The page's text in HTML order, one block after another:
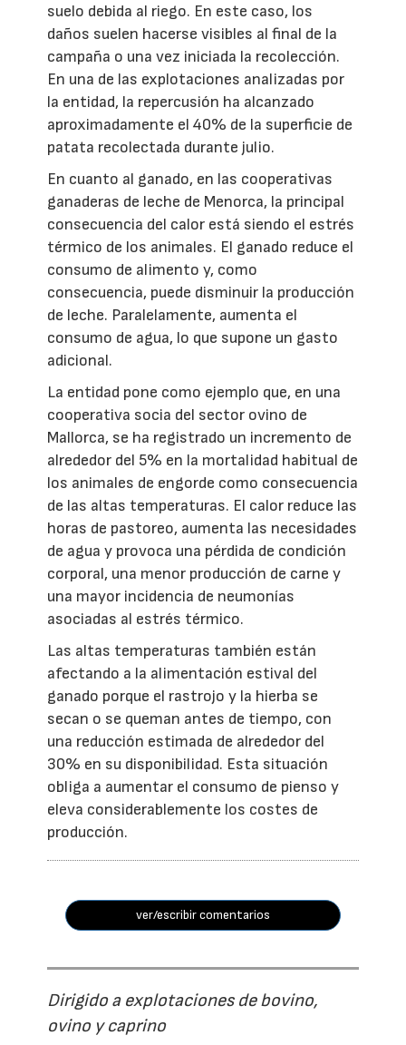
suelo debida al riego. En este caso, los
daños suelen hacerse visibles al final de la
campaña o una vez iniciada la recolección.
En una de las explotaciones analizadas por
la entidad, la repercusión ha alcanzado
aproximadamente el 40% de la superficie de
patata recolectada durante julio.
En cuanto al ganado, en las cooperativas
ganaderas de leche de Menorca, la principal
consecuencia del calor está siendo el estrés
térmico de los animales. El ganado reduce el
consumo de alimento y, como
consecuencia, puede disminuir la producción
de leche. Paralelamente, aumenta el
consumo de agua, lo que supone un gasto
adicional.
La entidad pone como ejemplo que, en una
cooperativa socia del sector ovino de
Mallorca, se ha registrado un incremento de
alrededor del 5% en la mortalidad habitual de
los animales de engorde como consecuencia
de las altas temperaturas. El calor reduce las
horas de pastoreo, aumenta las necesidades
de agua y provoca una pérdida de condición
corporal, una menor producción de carne y
una mayor incidencia de neumonías
asociadas al estrés térmico.
Las altas temperaturas también están
afectando a la alimentación estival del
ganado porque el rastrojo y la hierba se
secan o se queman antes de tiempo, con
una reducción estimada de alrededor del
30% en su disponibilidad. Esta situación
obliga a aumentar el consumo de pienso y
eleva considerablemente los costes de
producción.
ver/escribir comentarios
Dirigido a explotaciones de bovino,
ovino y caprino